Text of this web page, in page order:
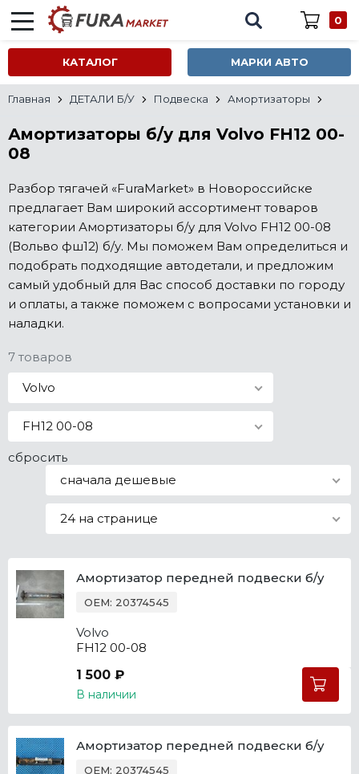
0
КАТАЛОГ МАРКИ АВТО
Все марки
Главная ДЕТАЛИ Б/У Подвеска Амортизаторы
Амортизаторы б/у для Volvo FH12 00-
08
Разбор тягачей «FuraMarket» в Новороссийске
предлагает Вам широкий ассортимент товаров
категории Амортизаторы б/у для Volvo FH12 00-08
(Вольво фш12) б/у. Мы поможем Вам определиться и
подобрать подходящие автодетали, и предложим
самый удобный для Вас способ доставки по городу
и оплаты, а также поможем с вопросами установки и
наладки.
7 товаров
Volvo
FH12 00-08
сбросить
сначала дешевые
24 на странице
Амортизатор передней подвески б/у
OEM: 20374545
Volvo
FH12 00-08
1 500 ₽
В наличии
Амортизатор передней подвески б/у
OEM: 20374545